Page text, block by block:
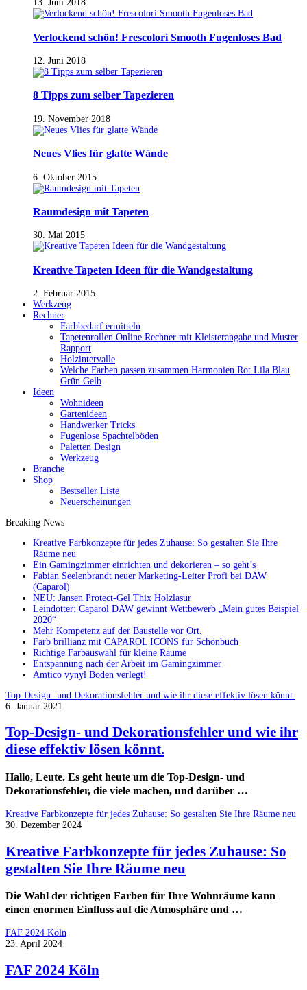
13. Juni 2018
Verlockend schön! Frescolori Smooth Fugenloses Bad
12. Juni 2018
8 Tipps zum selber Tapezieren
19. November 2018
Neues Vlies für glatte Wände
6. Oktober 2015
Raumdesign mit Tapeten
30. Mai 2015
Kreative Tapeten Ideen für die Wandgestaltung
2. Februar 2015
Werkzeug
Rechner
Farbbedarf ermitteln
Tapetenrollen Online Rechner mit Kleisterangabe und Muster
Rapport
Holzintervalle
Welche Farben passen zusammen Harmonien Rot Lila Blau
Grün Gelb
Ideen
Wohnideen
Gartenideen
Handwerker Tricks
Fugenlose Spachtelböden
Paletten Design
Werkzeug
Branche
Shop
Bestseller Liste
Neuerscheinungen
Breaking News
Kreative Farbkonzepte für jedes Zuhause: So gestalten Sie Ihre
Räume neu
Ein Gamingzimmer einrichten und dekorieren – so geht’s
Fabian Seelenbrandt neuer Marketing-Leiter Profi bei DAW
(Caparol)
NEU: Jansen Protect-Gel Thix Holzlasur
Leindotter: Caparol DAW gewinnt Wettbewerb „Mein gutes Beispiel
2020“
Mehr Kompetenz auf der Baustelle vor Ort.
Farb brillianz mit CAPAROL ICONS für Schönbuch
Richtige Farbauswahl für kleine Räume
Entspannung nach der Arbeit im Gamingzimmer
Amtico vynyl Boden verlegt!
Top-Design- und Dekorationsfehler und wie ihr diese effektiv lösen könnt.
6. Januar 2021
Top-Design- und Dekorationsfehler und wie ihr
diese effektiv lösen könnt.
Hallo, Leute. Es geht heute um die Top-Design- und
Dekorationsfehler, die viele machen, und darüber …
Kreative Farbkonzepte für jedes Zuhause: So gestalten Sie Ihre Räume neu
30. Dezember 2024
Kreative Farbkonzepte für jedes Zuhause: So
gestalten Sie Ihre Räume neu
Die Wahl der richtigen Farben für Ihre Wohnräume kann
einen enormen Einfluss auf die Atmosphäre und …
FAF 2024 Köln
23. April 2024
FAF 2024 Köln